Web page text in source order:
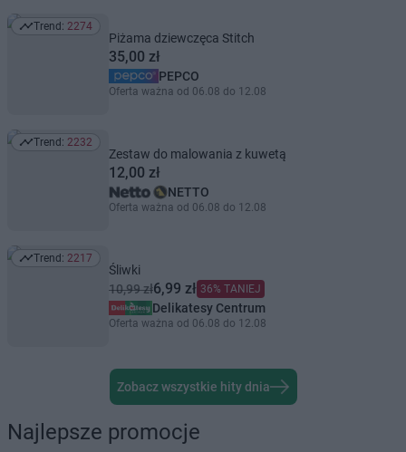
Trend: 2274
Trend: 2274
Piżama dziewczęca Stitch
35,00 zł
PEPCO
Oferta ważna od 06.08 do 12.08
Trend: 2232
Trend: 2232
Zestaw do malowania z kuwetą
12,00 zł
NETTO
Oferta ważna od 06.08 do 12.08
Trend: 2217
Trend: 2217
Śliwki
10,99 zł6,99 zł 36% TANIEJ
Delikatesy Centrum
Oferta ważna od 06.08 do 12.08
Zobacz wszystkie hity dnia
Najlepsze promocje